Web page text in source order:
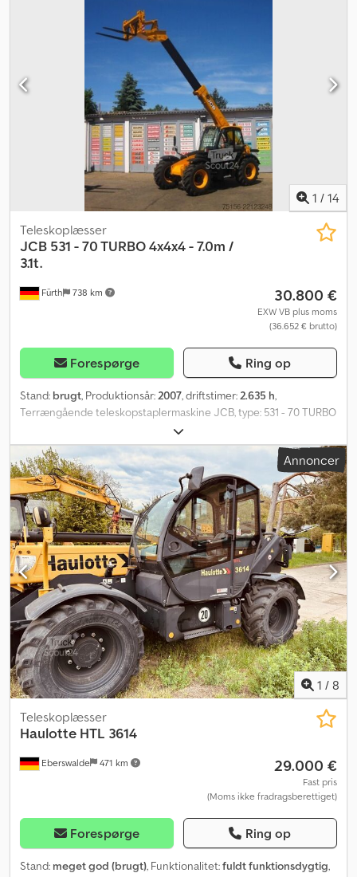
1 / 14
Fürth 738 km
Teleskoplæsser
JCB 531 - 70 TURBO 4x4x4 - 7.0m /
3.1t.
30.800 €
EXW VB plus moms
(36.652 € brutto)
Forespørge Ring op
Stand: brugt, Produktionsår:2007, driftstimer:2.635 h,
Terrængående teleskopstaplermaskine JCB, type: 531 - 70 TURBO
4x4x4, første ibrugtagning 2008, LØFTEKAPACITET: 3.100 kg,
løftehøjde: 7,00 m, LANGE GABELARME (gabelarmens længde:
1.200 mm, bredde på gaffelholder: 1.400 mm), HURTIGSKIFTE, 4-
cylindret JCB turbo-dieselmotor (type: JCB444N2 - 100,91 hk /
74,20 kW ved 2.200 o/min), FIREHJULSTRÆK og
FIREHJULSSTYRING (4x4x4), CPB, OVERBELASTNINGSADVARSEL,
stort førerhus (farvet glas), KAB-komfortsæde, FORRUDE-
BESKYTTELSESGITTER, vejbelysning, ROPS/FOPS,
ARBEJDSLYGTER (foran), trækkrog, sidespejle (2 stk.),
vinduesvisker (3 stk.), ADVARSELSHORN, varme/ventilation, holde-
og transportøjer. Dæk: BKT TERRÆNDÆK (15,5/80-24) – ca. 98 %
dækmønster rundt om. Transportmål: længde: ca. 6.300 mm (ca.
4.950 mm uden gaffel), bredde: ca. 2.200 mm, højde: ca. 2.500 mm.
Prisen er nettoeksportpris, i landet tillægges moms. ∗∗∗
FINANSIERING ER MULIG / TRANSPORT TIL GODE PRISER
(VERDENSOMSPÆNDENDE) / VED EKSPORT SKAL KUN
NETTOPRISEN BETALES (!) ∗∗∗ © pb Codpfx Aszdf Dushbsrf
Annoncer
1 / 8
Eberswalde 471 km
Teleskoplæsser
Haulotte HTL 3614
29.000 €
Fast pris
(Moms ikke fradragsberettiget)
Forespørge Ring op
Stand: meget god (brugt), Funktionalitet:fuldt funktionsdygtig,